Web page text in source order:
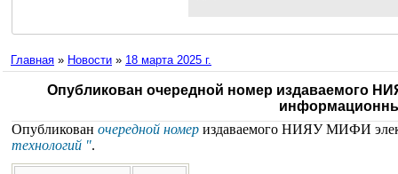
Главная » Новости » 18 марта 2025 г.
Опубликован очередной номер издаваемого
Опубликован очередной номер издаваемого НИЯУ МИФИ
технологий ".